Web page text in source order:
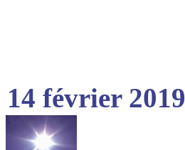
14 février 2019